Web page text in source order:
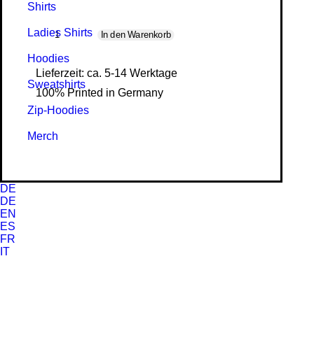
Shirts
Ladies Shirts
Hoodies
Sweat­shirts
Zip-Hoodies
Merch
DE
DE
EN
ES
FR
IT
Kings
-
Organic
Hoodie
Menge
In den Warenkorb
Lieferzeit: ca. 5-14 Werktage
100% Printed in Germany